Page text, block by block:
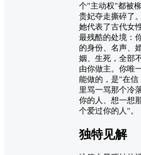
个"主动权"都被柳
贵妃夺走撕碎了。
她代表了古代女
最残酷的处境：
的身份、名声、
姻、生死，全部
由你做主。你唯
能做的，是"在信
里骂一骂那个冷
你的人、想一想
个爱过你的人"。
独特见解